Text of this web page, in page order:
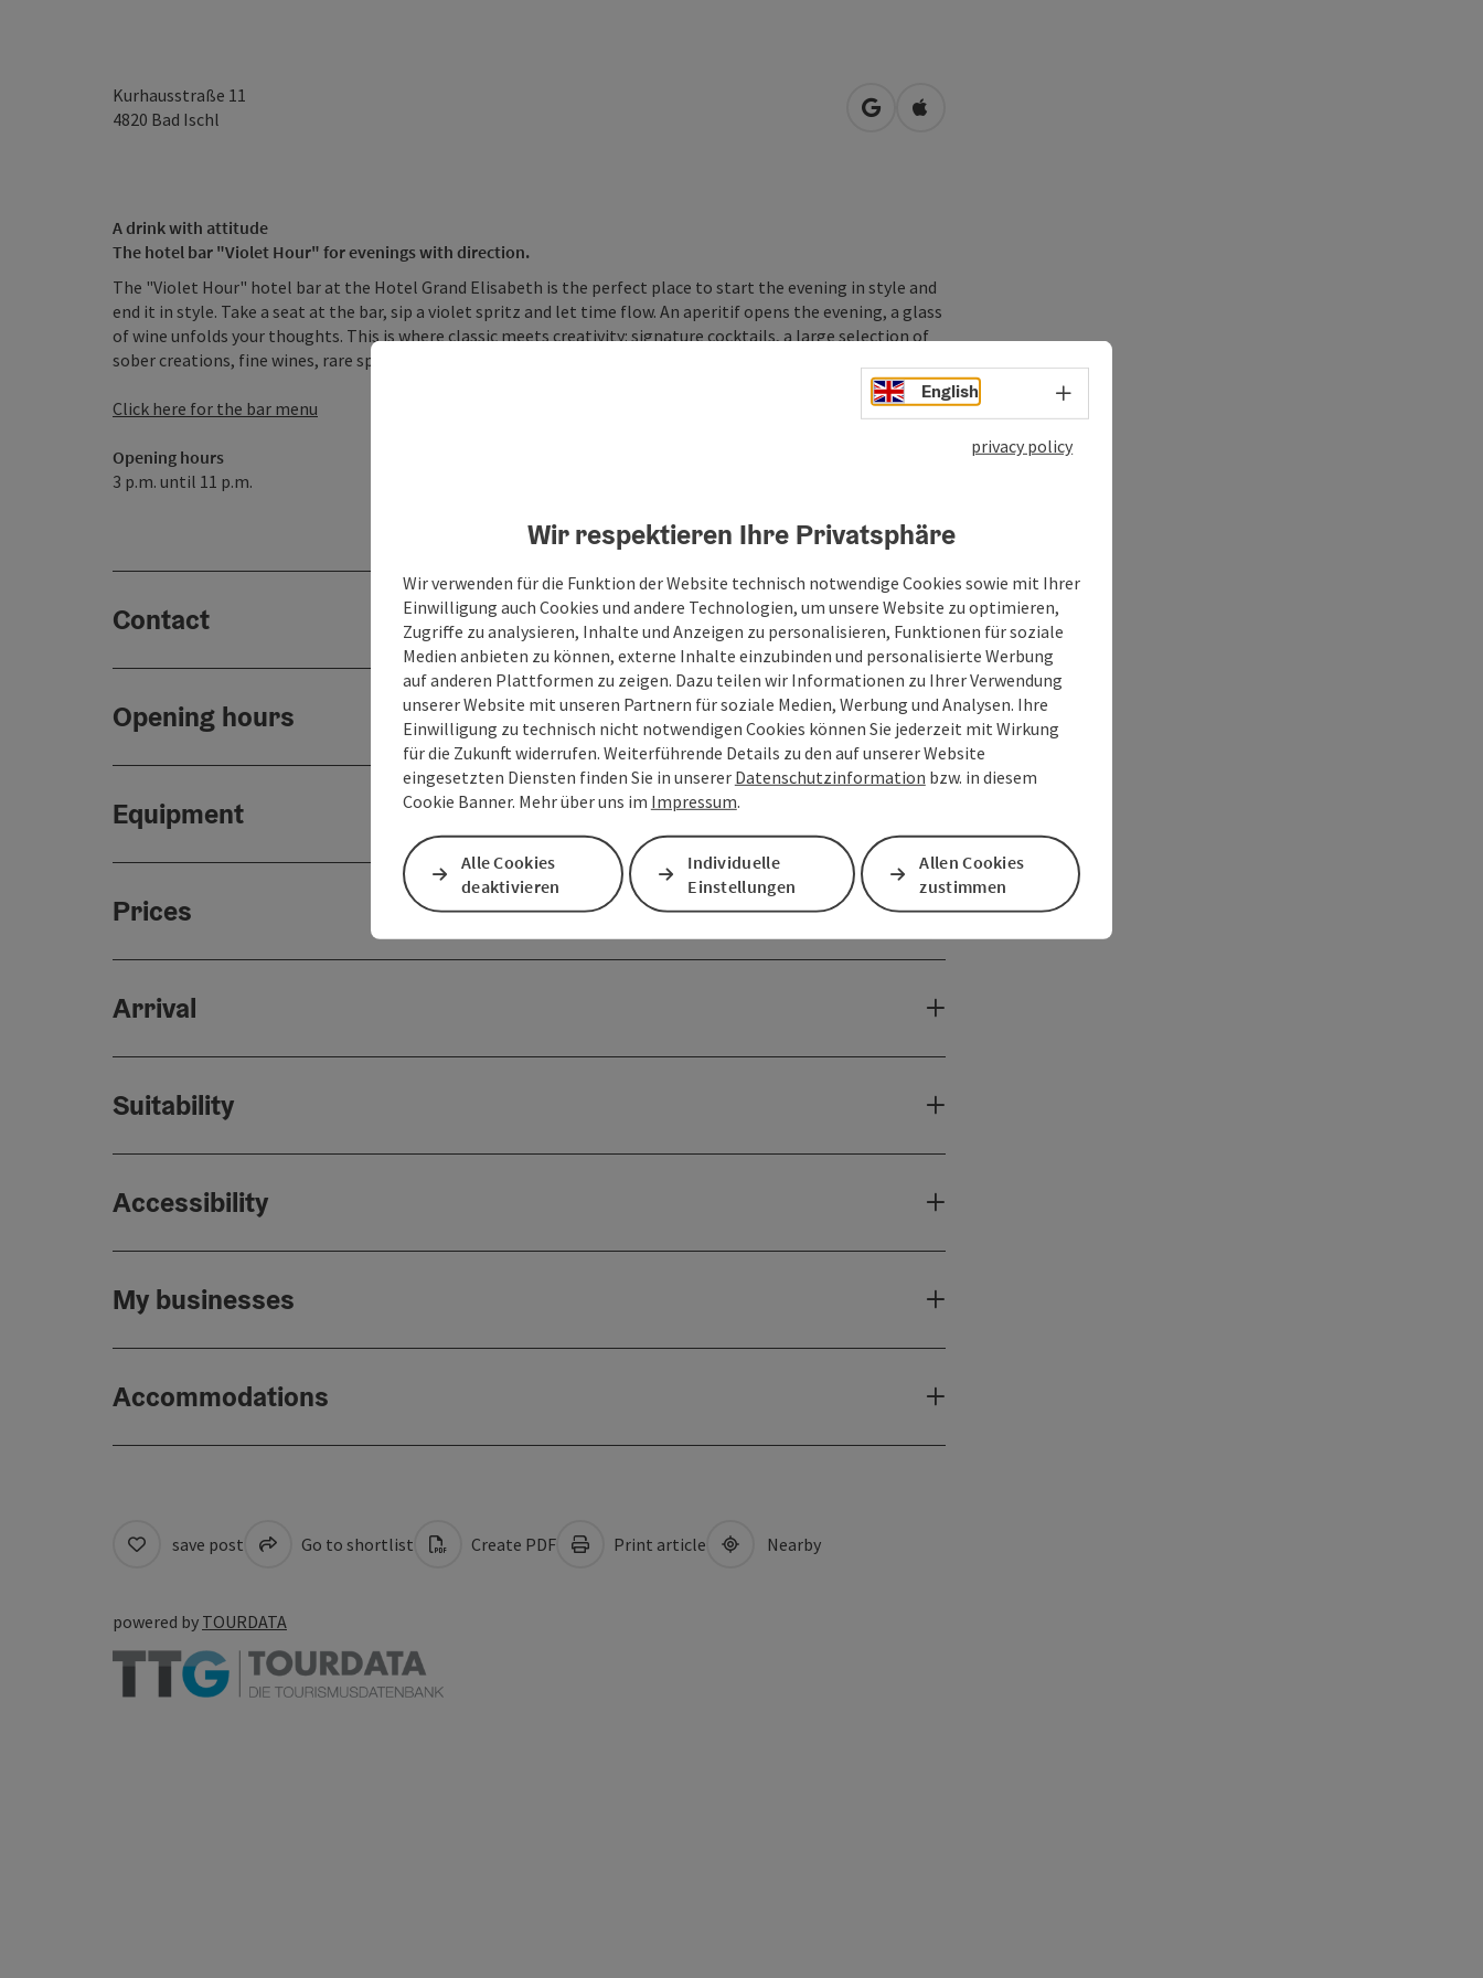
Kurhausstraße 11
4820 Bad Ischl open in Google Maps
Open in Apple Maps
A drink with attitude
The hotel bar "Violet Hour" for evenings with direction.
The "Violet Hour" hotel bar at the Hotel Grand Elisabeth is the perfect place to start the evening in style and
end it in style. Take a seat at the bar, sip a violet spritz and let time flow. An aperitif opens the evening, a glass
of wine unfolds your thoughts. This is where classic meets creativity: signature cocktails, a large selection of
sober creations, fine wines, rare spirits - mixed, stirred or simply poured.
Click here for the bar menu
Opening hours
3 p.m. until 11 p.m.
Contact
Opening hours
Equipment
Prices
Arrival
Suitability
Accessibility
My businesses
Accommodations
save post Go to shortlist Create PDF Print article Nearby
powered by TOURDATA
English Select language - Open menu
privacy policy
Wir respektieren Ihre Privatsphäre
Wir verwenden für die Funktion der Website technisch notwendige Cookies sowie mit Ihrer
Einwilligung auch Cookies und andere Technologien, um unsere Website zu optimieren,
Zugriffe zu analysieren, Inhalte und Anzeigen zu personalisieren, Funktionen für soziale
Medien anbieten zu können, externe Inhalte einzubinden und personalisierte Werbung
auf anderen Plattformen zu zeigen. Dazu teilen wir Informationen zu Ihrer Verwendung
unserer Website mit unseren Partnern für soziale Medien, Werbung und Analysen. Ihre
Einwilligung zu technisch nicht notwendigen Cookies können Sie jederzeit mit Wirkung
für die Zukunft widerrufen. Weiterführende Details zu den auf unserer Website
eingesetzten Diensten finden Sie in unserer Datenschutzinformation bzw. in diesem
Cookie Banner. Mehr über uns im Impressum.
Alle Cookies
deaktivieren
Individuelle
Einstellungen
Allen Cookies
zustimmen